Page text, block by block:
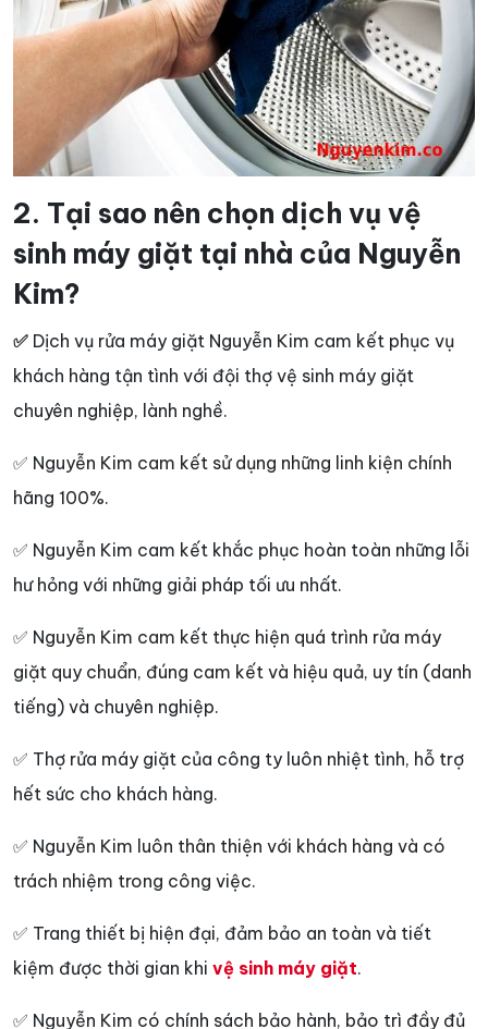
2. Tại sao nên chọn dịch vụ vệ
sinh máy giặt tại nhà của Nguyễn
Kim?
✅ Dịch vụ rửa máy giặt Nguyễn Kim cam kết phục vụ
khách hàng tận tình với đội thợ vệ sinh máy giặt
chuyên nghiệp, lành nghề.
✅ Nguyễn Kim cam kết sử dụng những linh kiện chính
hãng 100%.
✅ Nguyễn Kim cam kết khắc phục hoàn toàn những lỗi
hư hỏng với những giải pháp tối ưu nhất.
✅ Nguyễn Kim cam kết thực hiện quá trình rửa máy
giặt quy chuẩn, đúng cam kết và hiệu quả, uy tín (danh
tiếng) và chuyên nghiệp.
✅ Thợ rửa máy giặt của công ty luôn nhiệt tình, hỗ trợ
hết sức cho khách hàng.
✅ Nguyễn Kim luôn thân thiện với khách hàng và có
trách nhiệm trong công việc.
✅ Trang thiết bị hiện đại, đảm bảo an toàn và tiết
kiệm được thời gian khi vệ sinh máy giặt.
✅ Nguyễn Kim có chính sách bảo hành, bảo trì đầy đủ